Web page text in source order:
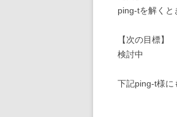
ping-tを解くと
【次の目標】
検討中
下記ping-t様に